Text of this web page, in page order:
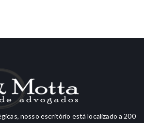
nosso escritório está localizado a 200